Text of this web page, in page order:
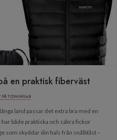
en praktisk fiberväst
PÅ TIDNINGAR
land passar det extra bra med en
både praktiska och säkra fickor
som skyddar din hals från snålblåst –